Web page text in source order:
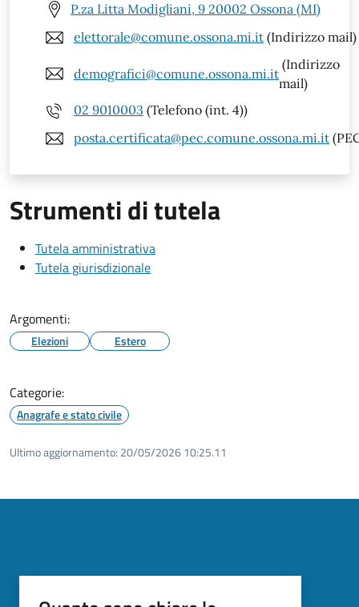
P.za Litta Modigliani, 9 20002 Ossona (MI)
elettorale@comune.ossona.mi.it (Indirizzo mail)
demografici@comune.ossona.mi.it
(Indirizzo
mail)
02 9010003 (Telefono (int. 4))
posta.certificata@pec.comune.ossona.mi.it
Strumenti di tutela
Tutela amministrativa
Tutela giurisdizionale
Argomenti:
Elezioni Estero
Categorie:
Anagrafe e stato civile
Ultimo aggiornamento: 20/05/2026 10:25.11